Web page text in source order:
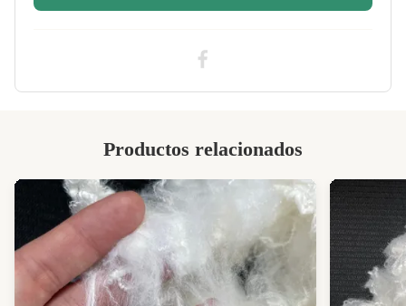
Productos relacionados